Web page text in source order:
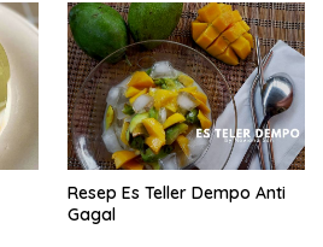
Resep Es Teller Dempo Anti
Gagal